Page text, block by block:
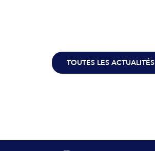
TOUTES LES ACTUALITÉS